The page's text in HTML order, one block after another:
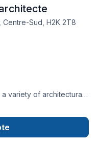
concrétiser votre
Centre-Sud, H2K 2T8
variety of architectural